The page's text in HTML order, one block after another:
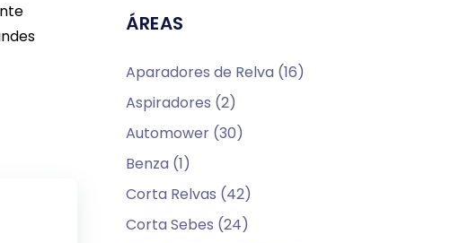
ÁREAS
Aparadores de Relva (16)
Aspiradores (2)
Automower (30)
Benza (1)
Corta Relvas (42)
Corta Sebes (24)